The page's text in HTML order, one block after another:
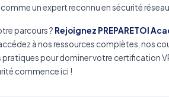
un expert reconnu en sécurité
parcours ? Rejoignez PREPARETOI
à nos ressources complètes, nos
pratiques pour dominer votre certification
commence ici !